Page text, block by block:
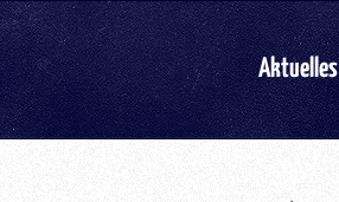
Aktuelles